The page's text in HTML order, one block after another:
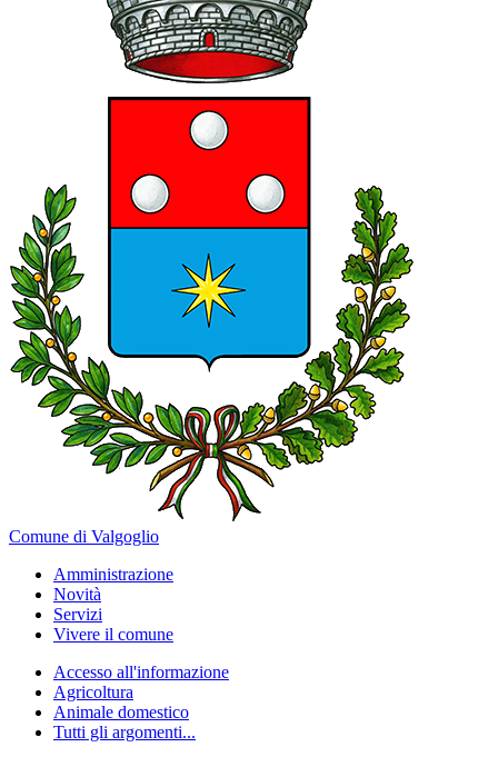
Comune di Valgoglio
Amministrazione
Novità
Servizi
Vivere il comune
Accesso all'informazione
Agricoltura
Animale domestico
Tutti gli argomenti...